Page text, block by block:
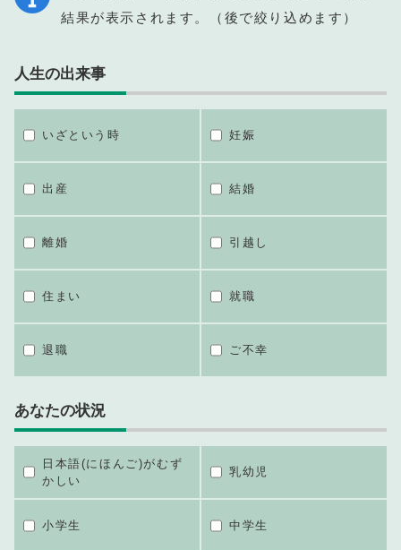
結果が表示されます。（後で絞り込めます）
人生の出来事
いざという時 妊娠
出産 結婚
離婚 引越し
住まい 就職
退職 ご不幸
あなたの状況
日本語(にほんご)がむず
かしい
乳幼児
小学生 中学生